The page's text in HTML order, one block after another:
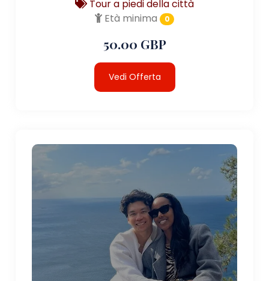
Tour a piedi della città
Età minima
0
50.00 GBP
Vedi Offerta